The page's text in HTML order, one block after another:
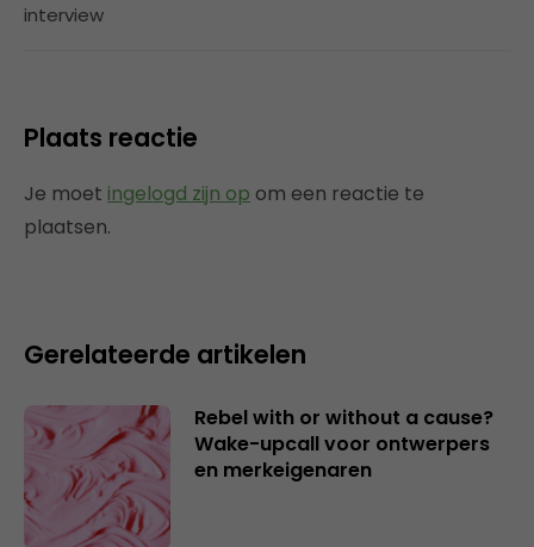
interview
Plaats reactie
Je moet ingelogd zijn op om een reactie te
plaatsen.
Gerelateerde artikelen
Rebel with or without a cause?
Wake-upcall voor ontwerpers
en merkeigenaren